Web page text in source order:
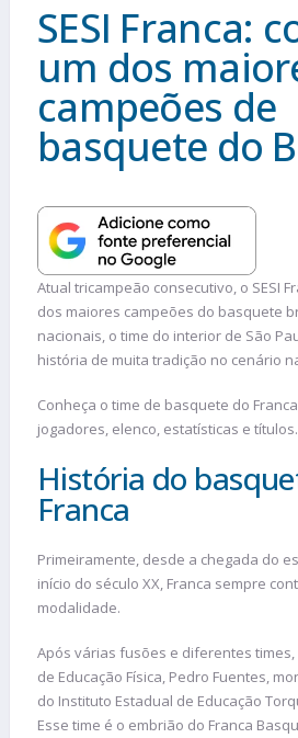
SESI Franca:
um dos
campeões de
basquete do
Atual tricampeão consecutivo, o SESI
dos maiores campeões do basquete
nacionais, o time do interior de São
história de muita tradição no cenário
Conheça o time de basquete do
jogadores, elenco, estatísticas e títulos.
História do
Franca
Primeiramente, desde a chegada do
início do século XX, Franca sempre
modalidade.
Após várias fusões e diferentes
de Educação Física, Pedro Fuentes,
do Instituto Estadual de Educação
Esse time é o embrião do Franca